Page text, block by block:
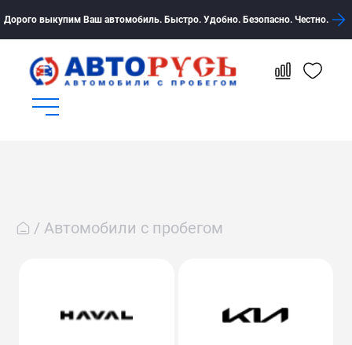
Дорого выкупим Ваш автомобиль. Быстро. Удобно. Безопасно. Честно.
Автомобили с пробегом